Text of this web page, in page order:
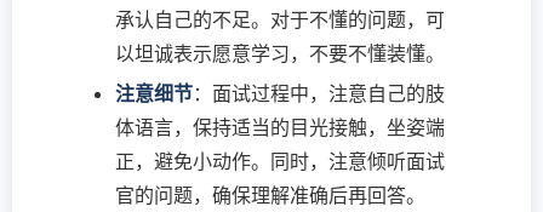
承认自己的不足。对于不懂的问题，可
以坦诚表示愿意学习，不要不懂装懂。
注意细节：面试过程中，注意自己的肢
体语言，保持适当的目光接触，坐姿端
正，避免小动作。同时，注意倾听面试
官的问题，确保理解准确后再回答。